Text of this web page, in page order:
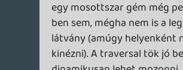
Egyelőre chapter 2-n járok, leköt és tetszik
minden nyomi kehéje ellenére, érdekel mi
sül ki az egészből, mert a játék amúgy
folyamatosan adagolja az új
mechanikákat, szóval nyomom tovább 😃